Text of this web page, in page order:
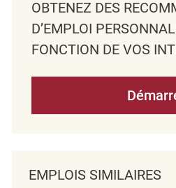
OBTENEZ DES
D’EMPLOI
FONCTION DE VOS
EMPLOIS SIMILAIRES